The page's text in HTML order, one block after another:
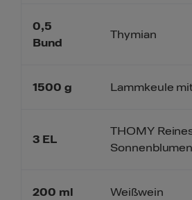
0,5
Bund
1500 g
3 EL
200 ml
Thymian
Lammkeule
THOMY
Weißwein